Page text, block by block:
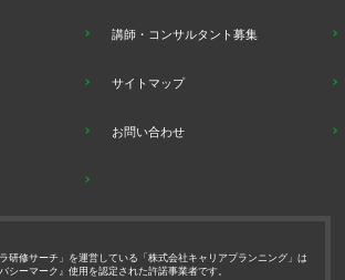
講師・コンサルタント募集
サイトマップ
お問い合わせ
ラ研修サーチ」を運営している「株式会社キャリアプランニング」は
バシーマーク』使用を認定された許諾事業者です。